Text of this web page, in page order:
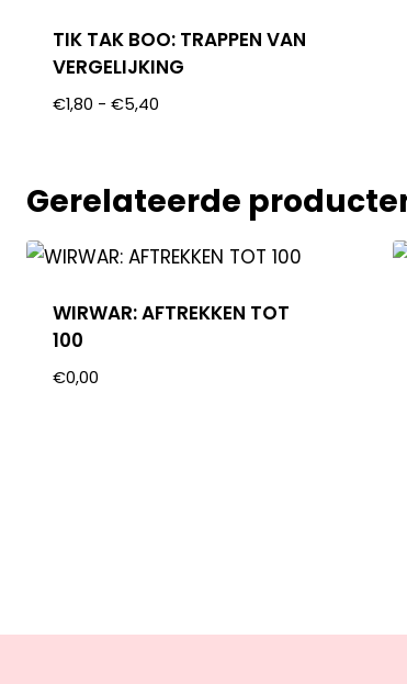
TIK TAK BOO: TRAPPEN VAN
VERGELIJKING
€1,80 - €5,40
Gerelateerde
WIRWAR: AFTREKKEN TOT
100
€0,00